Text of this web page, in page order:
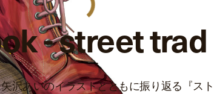
- street trad
沢あいのイラストとともに振り返る『スト